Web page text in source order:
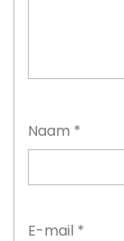
Naam *
E-mail *